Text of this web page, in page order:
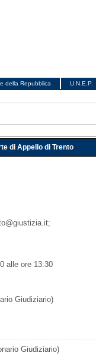
della Repubblica U.N.E.P.
di Appello di Trento
alle ore 13:30
Giudiziario)
Giudiziario)